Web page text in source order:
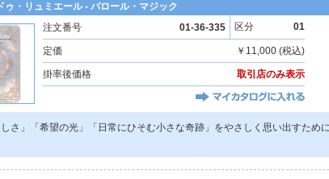
ゥ・リュミエール - パロール・マジック
注文番号
01-36-335 区分 01
定価 ￥11,000 (税込)
掛率後価格 取引店のみ表示
しさ」「希望の光」「日常にひそむ小さな奇跡」をやさしく思い出すた